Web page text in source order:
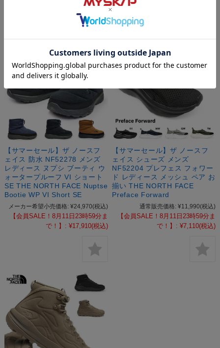
【サマーセール】ザ ノースフ
ェイス 防水 NF52278 メンズ
レディース ヌプシ ブーティ ウ
ォータープルーフ VI ショート
SE THE NORTH FACE Nuptse
Bootie WP VI Short SE
メーカー希望小売価格: ¥24,970(税込)
【会員SALE！8月11日23時59分ま
で！】: ¥17,910(税込)
【サマーセール】ザ ノースフ
ェイス シューズ メンズ
NF52204 プレフェス フォワー
ド レディース メッシュ ペア お
揃い THE NORTH FACE
Preface Forward
通常販売価格: ¥11,990(税込)
【会員SALE！8月11日23時59分ま
で！】: ¥7,110(税込)